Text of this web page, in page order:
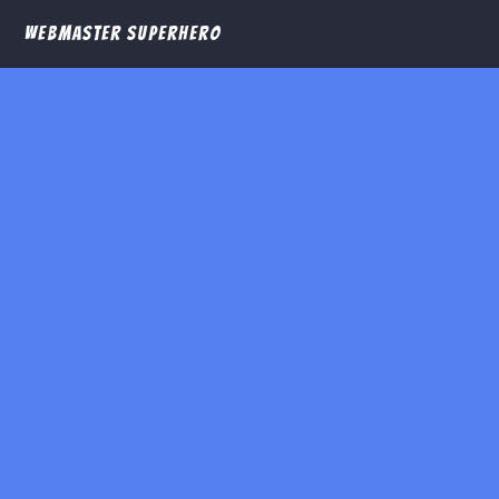
Webmaster Superhero